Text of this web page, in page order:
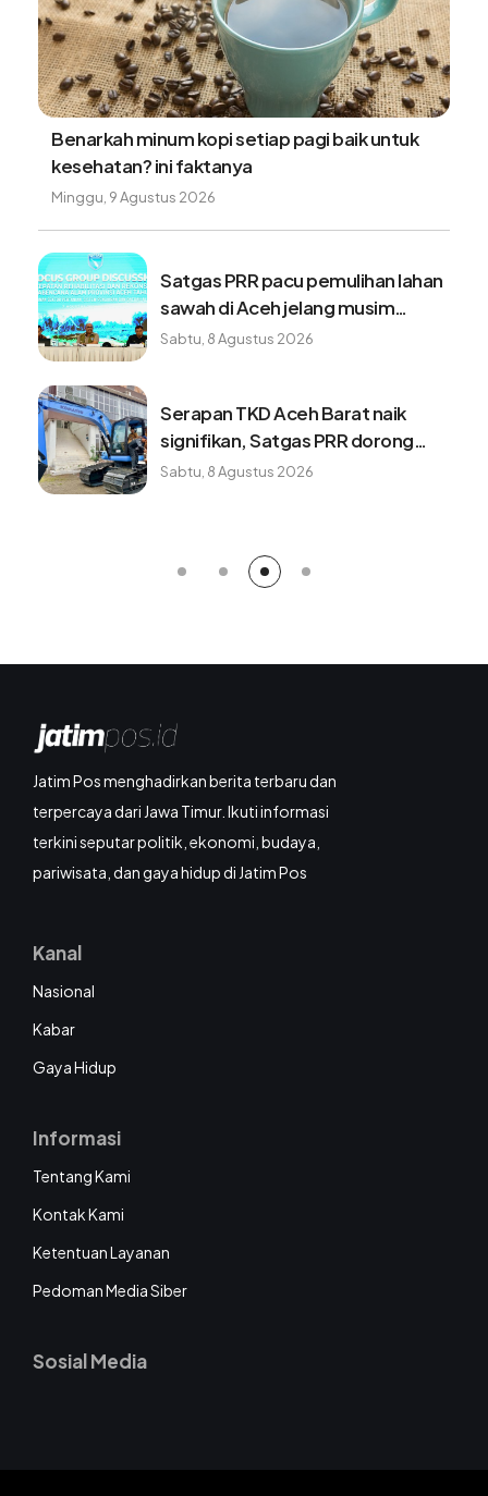
Benarkah minum kopi setiap pagi baik untuk
kesehatan? ini faktanya
Minggu, 9 Agustus 2026
Satgas PRR pacu pemulihan lahan
sawah di Aceh jelang musim
tanam baru
Sabtu, 8 Agustus 2026
Serapan TKD Aceh Barat naik
signifikan, Satgas PRR dorong
pemulihan bergerak lebih cepat
Sabtu, 8 Agustus 2026
Jatim Pos menghadirkan berita terbaru dan
terpercaya dari Jawa Timur. Ikuti informasi
terkini seputar politik, ekonomi, budaya,
pariwisata, dan gaya hidup di Jatim Pos
Kanal
Nasional
Kabar
Gaya Hidup
Informasi
Tentang Kami
Kontak Kami
Ketentuan Layanan
Pedoman Media Siber
Sosial Media